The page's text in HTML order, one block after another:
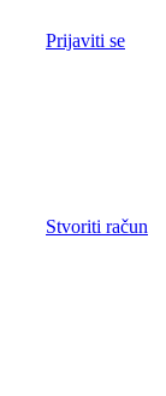
Prijaviti se
Stvoriti račun